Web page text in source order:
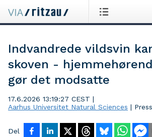
Indvandrede vildsvin
skoven -
gør det modsatte
17.6.2026 13:19:27 CEST |
Aarhus Universitet Natural Sciences |
Del